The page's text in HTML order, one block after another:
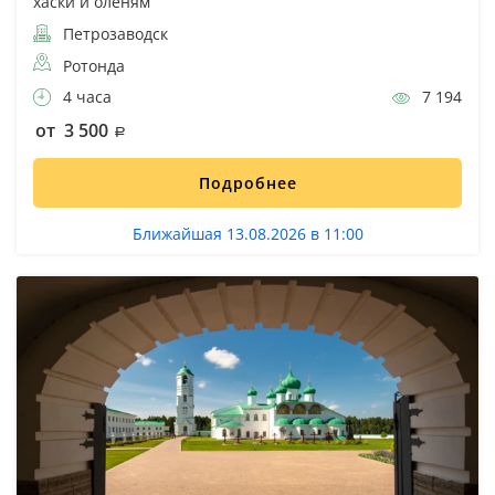
Петрозаводск
Ротонда
4 часа
7 194
от 3 500
Подробнее
Ближайшая 13.08.2026 в 11:00